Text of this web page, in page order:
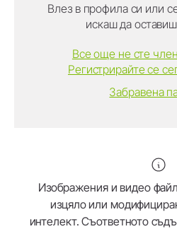
Влез в профила си или
искаш да
Все още не сте
Регистрирайте се
Забравена
Изображения и видео
изцяло или
интелект. Съответното